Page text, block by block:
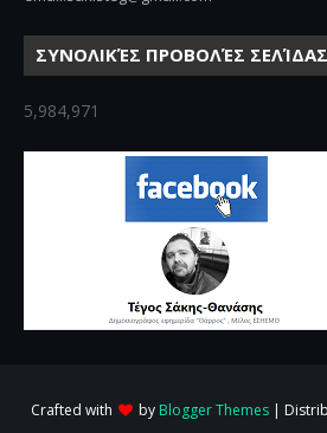
ΣΥΝΟΛΙΚΈΣ ΠΡΟΒΟΛΈΣ ΣΕΛΊΔΑΣ
5,984,971
Crafted with by Blogger Themes |